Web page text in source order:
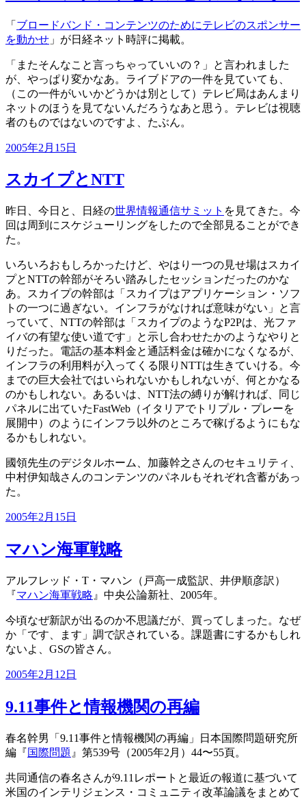
「 ブロードバンド・コンテンツのためにテレビのスポンサー
を動かせ 」が日経ネット時評に掲載。
「またそんなこと言っちゃっていいの？」と言われました
が、やっぱり変かなあ。ライブドアの一件を見ていても、
（この一件がいいかどうかは別として）テレビ局はあんまり
ネットのほうを見てないんだろうなあと思う。テレビは視聴
者のものではないのですよ、たぶん。
投
日:
2005年2月15日
スカイプとNTT
昨日、今日と、日経の世界情報通信サミット を見てきた。今
回は周到にスケジューリングをしたので全部見ることができ
た。
いろいろおもしろかったけど、やはり一つの見せ場はスカイ
プとNTTの幹部がそろい踏みしたセッションだったのかな
あ。スカイプの幹部は「スカイプはアプリケーション・ソフ
トの一つに過ぎない。インフラがなければ意味がない」と言
っていて、NTTの幹部は「スカイプのようなP2Pは、光ファ
イバの有望な使い道です」と示し合わせたかのようなやりと
りだった。電話の基本料金と通話料金は確かになくなるが、
インフラの利用料が入ってくる限りNTTは生きていける。今
までの巨大会社ではいられないかもしれないが、何とかなる
のかもしれない。あるいは、NTT法の縛りが解ければ、同じ
パネルに出ていたFastWeb（イタリアでトリプル・プレーを
展開中）のようにインフラ以外のところで稼げるようにもな
るかもしれない。
國領先生のデジタルホーム、加藤幹之さんのセキュリティ、
中村伊知哉さんのコンテンツのパネルもそれぞれ含蓄があっ
た。
投
日:
2005年2月15日
マハン海軍戦略
アルフレッド・T・マハン（戸高一成監訳、井伊順彦訳）
『マハン海軍戦略 』中央公論新社、2005年。
今頃なぜ新訳が出るのか不思議だが、買ってしまった。なぜ
か「です、ます」調で訳されている。課題書にするかもしれ
ないよ、GSの皆さん。
投
日:
2005年2月12日
9.11事件と情報機関の再編
春名幹男「9.11事件と情報機関の再編」日本国際問題研究所
編『国際問題 』第539号（2005年2月）44〜55頁。
共同通信の春名さんが9.11レポートと最近の報道に基づいて
米国のインテリジェンス・コミュニティ改革論議をまとめて